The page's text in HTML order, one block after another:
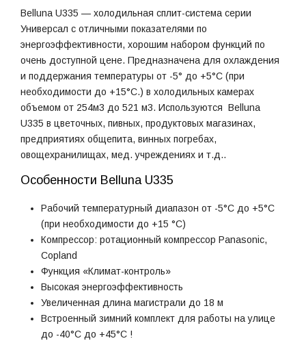
Belluna U335 — холодильная сплит-система серии
Универсал с отличными показателями по
энергоэффективности, хорошим набором функций по
очень доступной цене. Предназначена для охлаждения
и поддержания температуры от -5° до +5°С (при
необходимости до +15°С.) в холодильных камерах
объемом от 254м3 до 521 м3. Используются Belluna
U335 в цветочных, пивных, продуктовых магазинах,
предприятиях общепита, винных погребах,
овощехранилищах, мед. учреждениях и т.д..
Особенности Belluna U335
Рабочий температурный диапазон от -5°С до +5°С
(при необходимости до +15 °С)
Компрессор: ротационный компрессор Panasonic,
Copland
Функция «Климат-контроль»
Высокая энергоэффективность
Увеличенная длина магистрали до 18 м
Встроенный зимний комплект для работы на улице
до -40°С до +45°С !